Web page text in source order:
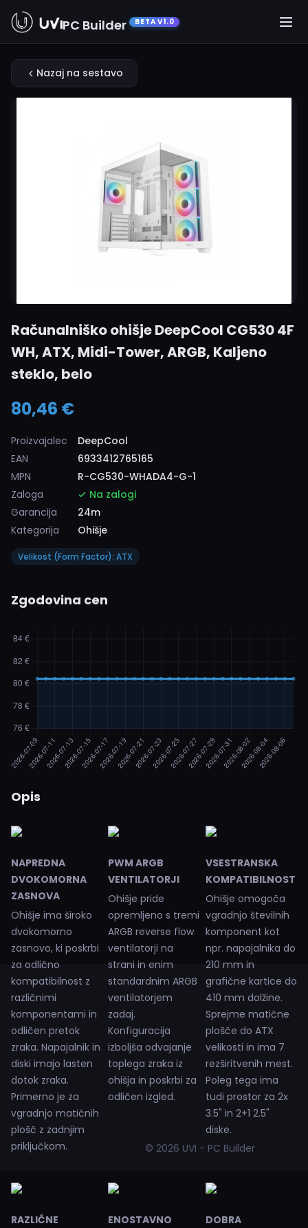
PC Builder BETA V1.0
Nazaj na sestavo
Računalniško ohišje DeepCool CG530 4F
WH, ATX, Midi-Tower, ARGB, Kaljeno
steklo, belo
80,46 €
Proizvajalec
DeepCool
EAN
6933412765165
MPN
R-CG530-WHADA4-G-1
Zaloga
Na zalogi
Garancija
24m
Kategorija
Ohišje
Velikost (Form Factor): ATX
Zgodovina cen
Opis
NAPREDNA
DVOKOMORNA
ZASNOVA
Ohišje ima široko
dvokomorno
zasnovo, ki poskrbi
za odlično
kompatibilnost z
različnimi
komponentami in
odličen pretok
zraka. Napajalnik in
diski imajo lasten
dotok zraka.
Primerno je za
vgradnjo matičnih
plošč z zadnjim
priključkom.
PWM ARGB
VENTILATORJI
Ohišje pride
opremljeno s tremi
ARGB reverse flow
ventilatorji na
strani in enim
standardnim ARGB
ventilatorjem
zadaj.
Konfiguracija
izboljša odvajanje
toplega zraka iz
ohišja in poskrbi za
odličen izgled.
VSESTRANSKA
KOMPATIBILNOST
Ohišje omogoča
vgradnjo številnih
komponent kot
npr. napajalnika do
210 mm in
grafične kartice do
410 mm dolžine.
Sprejme matične
plošče do ATX
velikosti in ima 7
rezširitvenih mest.
Poleg tega ima
tudi prostor za 2x
3.5" in 2+1 2.5"
diske.
RAZLIČNE
ENOSTAVNO
DOBRA
© 2026 UVI - PC Builder